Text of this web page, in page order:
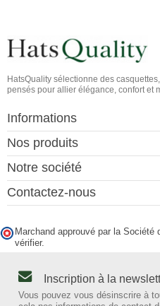
HatsQuality sélectionne des
pensés pour allier élégance, confort et
Informations
Nos produits
Notre société
Contactez-nous
Marchand approuvé par la Société
vérifier.
Inscription à la
Vous pouvez vous désinscrire à